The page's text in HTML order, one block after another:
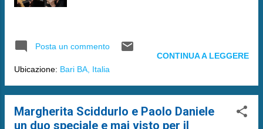
Posta un commento
Ubicazione: Bari BA, Italia
CONTINUA A LEGGERE
Margherita Sciddurlo e Paolo Daniele
un duo speciale e mai visto per il